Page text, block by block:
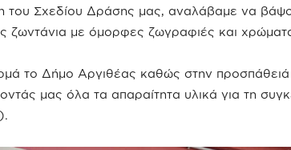
του Σχεδίου Δράσης μας, αναλάβαμε να
ζωντάνια με όμορφες ζωγραφιές και
το Δήμο Αργιθέας καθώς στην
μας όλα τα απαραίτητα υλικά για τη